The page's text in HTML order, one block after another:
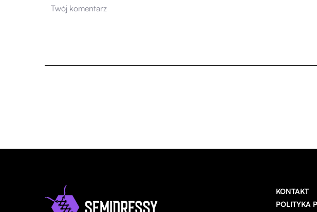
KONTAKT
POLITYKA